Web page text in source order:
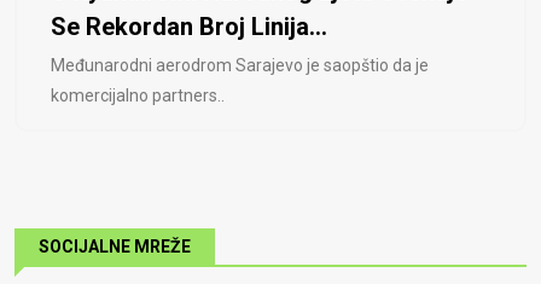
Se Rekordan Broj Linija...
Međunarodni aerodrom Sarajevo je saopštio da je
komercijalno partners..
SOCIJALNE MREŽE